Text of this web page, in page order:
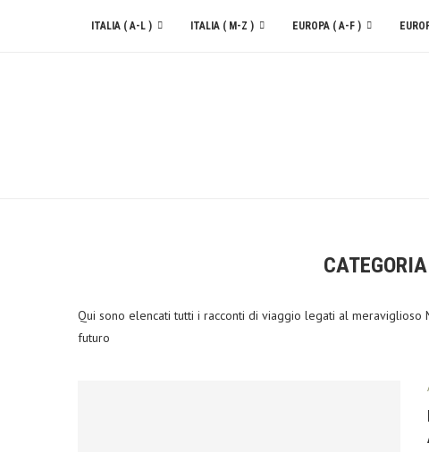
ITALIA ( A-L ) ITALIA ( M-Z ) EUROPA ( A-F )
Qui sono elencati tutti i racconti di viaggio legati al
futuro